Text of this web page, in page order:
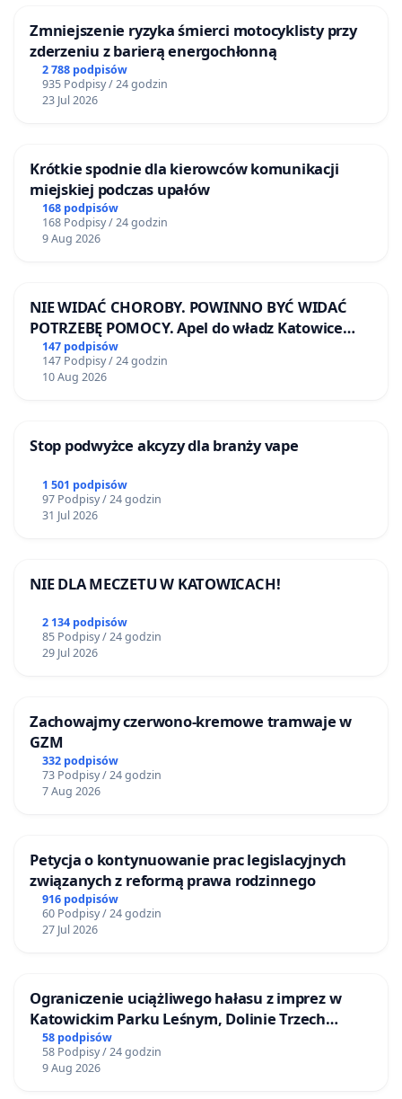
Zmniejszenie ryzyka śmierci motocyklisty przy
zderzeniu z barierą energochłonną
2 788 podpisów
935 Podpisy / 24 godzin
23 Jul 2026
Krótkie spodnie dla kierowców komunikacji
miejskiej podczas upałów
168 podpisów
168 Podpisy / 24 godzin
9 Aug 2026
NIE WIDAĆ CHOROBY. POWINNO BYĆ WIDAĆ
POTRZEBĘ POMOCY. Apel do władz Katowice
Airport o przystąpienie do programu HIDDEN
DISABILITIES SUNFLOWER – SŁONECZNIK –
UKRYTE NIEPEŁNOSPRAWNOŚCI
147 podpisów
147 Podpisy / 24 godzin
10 Aug 2026
Stop podwyżce akcyzy dla branży vape
1 501 podpisów
97 Podpisy / 24 godzin
31 Jul 2026
NIE DLA MECZETU W KATOWICACH!
2 134 podpisów
85 Podpisy / 24 godzin
29 Jul 2026
Zachowajmy czerwono-kremowe tramwaje w
GZM
332 podpisów
73 Podpisy / 24 godzin
7 Aug 2026
Petycja o kontynuowanie prac legislacyjnych
związanych z reformą prawa rodzinnego
916 podpisów
60 Podpisy / 24 godzin
27 Jul 2026
Ograniczenie uciążliwego hałasu z imprez w
Katowickim Parku Leśnym, Dolinie Trzech
Stawów i na Lotnisku Muchowiec
58 podpisów
58 Podpisy / 24 godzin
9 Aug 2026